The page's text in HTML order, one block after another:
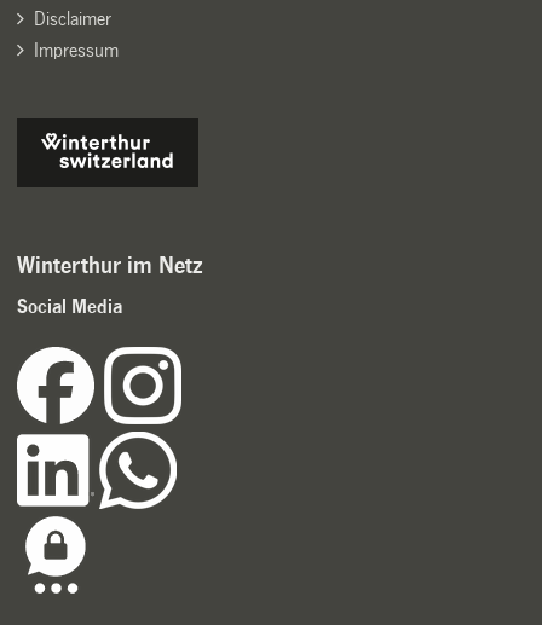
Disclaimer
Impressum
Winterthur im Netz
Social Media